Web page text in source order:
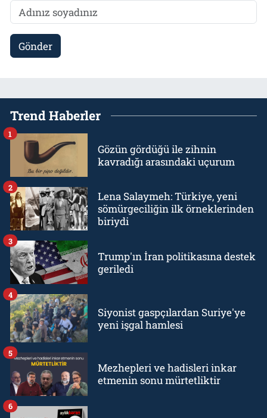
Gönder
Trend Haberler
Gözün gördüğü ile zihnin
kavradığı arasındaki uçurum
1
Lena Salaymeh: Türkiye, yeni
sömürgeciliğin ilk örneklerinden
biriydi
2
Trump'ın İran politikasına destek
geriledi
3
Siyonist gaspçılardan Suriye'ye
yeni işgal hamlesi
4
Mezhepleri ve hadisleri inkar
etmenin sonu mürtetliktir
5
6